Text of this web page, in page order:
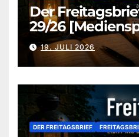
Der
29/26
aufklaerung-
19. JULI 2026
DER FREITAGSBRIEF